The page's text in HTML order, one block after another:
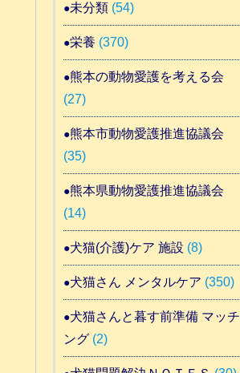
未分類(54)
栄養 (370)
熊本の動物愛護を考える会
(27)
熊本市動物愛護推進協議会
(35)
熊本県動物愛護推進協議会
(14)
犬猫(介護)ケア 施設 (8)
犬猫さん メンタルケア (350)
犬猫さんと暮す前準備 マッチ
ング(2)